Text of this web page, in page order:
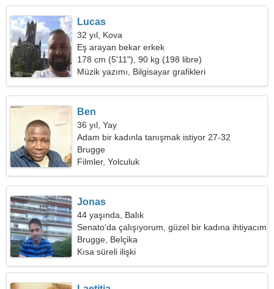
Lucas
32 yıl, Kova
Eş arayan bekar erkek
178 cm (5'11"), 90 kg (198 libre)
Müzik yazımı, Bilgisayar grafikleri
Ben
36 yıl, Yay
Adam bir kadınla tanışmak istiyor 27-32
Brugge
Filmler, Yolculuk
Jonas
44 yaşında, Balık
Senato'da çalışıyorum, güzel bir kadına ihtiyacım
var
Brugge, Belçika
Kısa süreli ilişki